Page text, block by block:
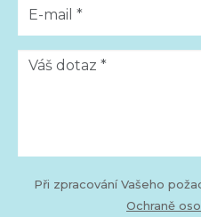
Při zpracování Vašeho
Ochraně